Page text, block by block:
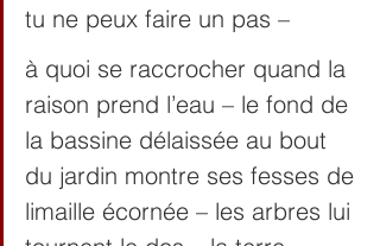
tu ne peux faire un pas –
à quoi se raccrocher quand la
raison prend l’eau – le fond de
la bassine délaissée au bout
du jardin montre ses fesses de
limaille écornée – les arbres lui